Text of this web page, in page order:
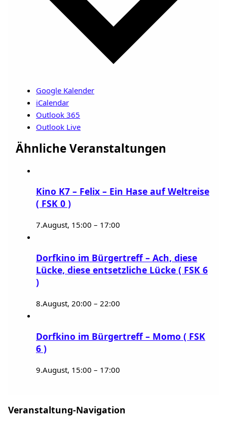
Google Kalender
iCalendar
Outlook 365
Outlook Live
Ähnliche Veranstaltungen
Kino K7 – Felix – Ein Hase auf Weltreise
( FSK 0 )
7.August, 15:00 – 17:00
Dorfkino im Bürgertreff – Ach, diese
Lücke, diese entsetzliche Lücke ( FSK 6
)
8.August, 20:00 – 22:00
Dorfkino im Bürgertreff – Momo ( FSK
6 )
9.August, 15:00 – 17:00
Veranstaltung-Navigation